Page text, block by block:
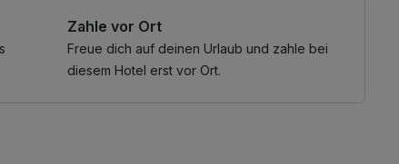
Ihre Radtour zusammen.
beruhigt die Nerven.
Zahle vor Ort
Freue dich auf deinen Urlaub und zahle bei
diesem Hotel erst vor Ort.